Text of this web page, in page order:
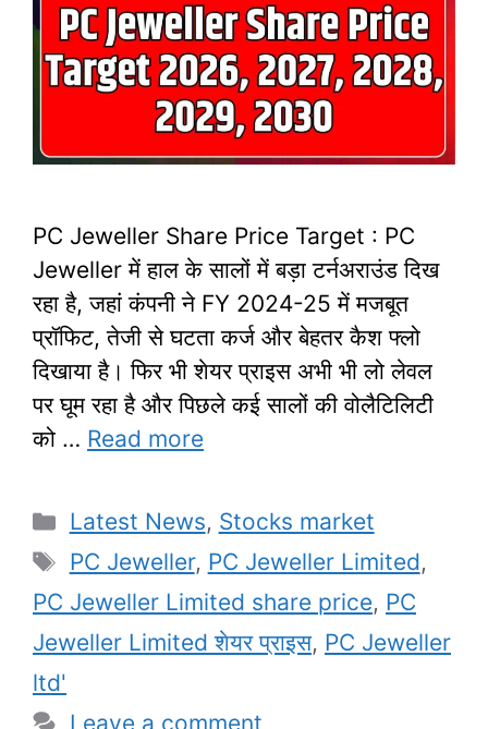
PC Jeweller Share Price Target : PC
Jeweller में हाल के सालों में बड़ा टर्नअराउंड दिख
रहा है, जहां कंपनी ने FY 2024-25 में मजबूत
प्रॉफिट, तेजी से घटता कर्ज और बेहतर कैश फ्लो
दिखाया है। फिर भी शेयर प्राइस अभी भी लो लेवल
पर घूम रहा है और पिछले कई सालों की वोलैटिलिटी
को … Read more
Categories
Latest News, Stocks market
Tags
PC Jeweller, PC Jeweller Limited,
PC Jeweller Limited share price, PC
Jeweller Limited शेयर प्राइस, PC Jeweller
ltd'
Leave a comment